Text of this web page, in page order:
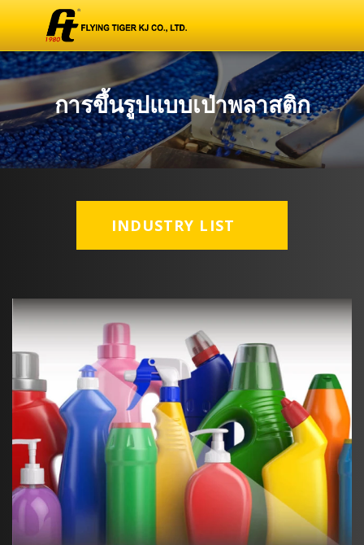
การขึ้นรูปแบบเป่าพลาสติก
INDUSTRY LIST